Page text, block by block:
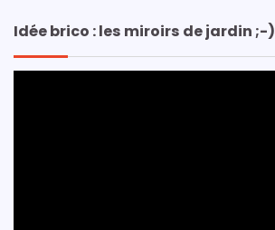
Idée brico : les miroirs de jardin ;-)